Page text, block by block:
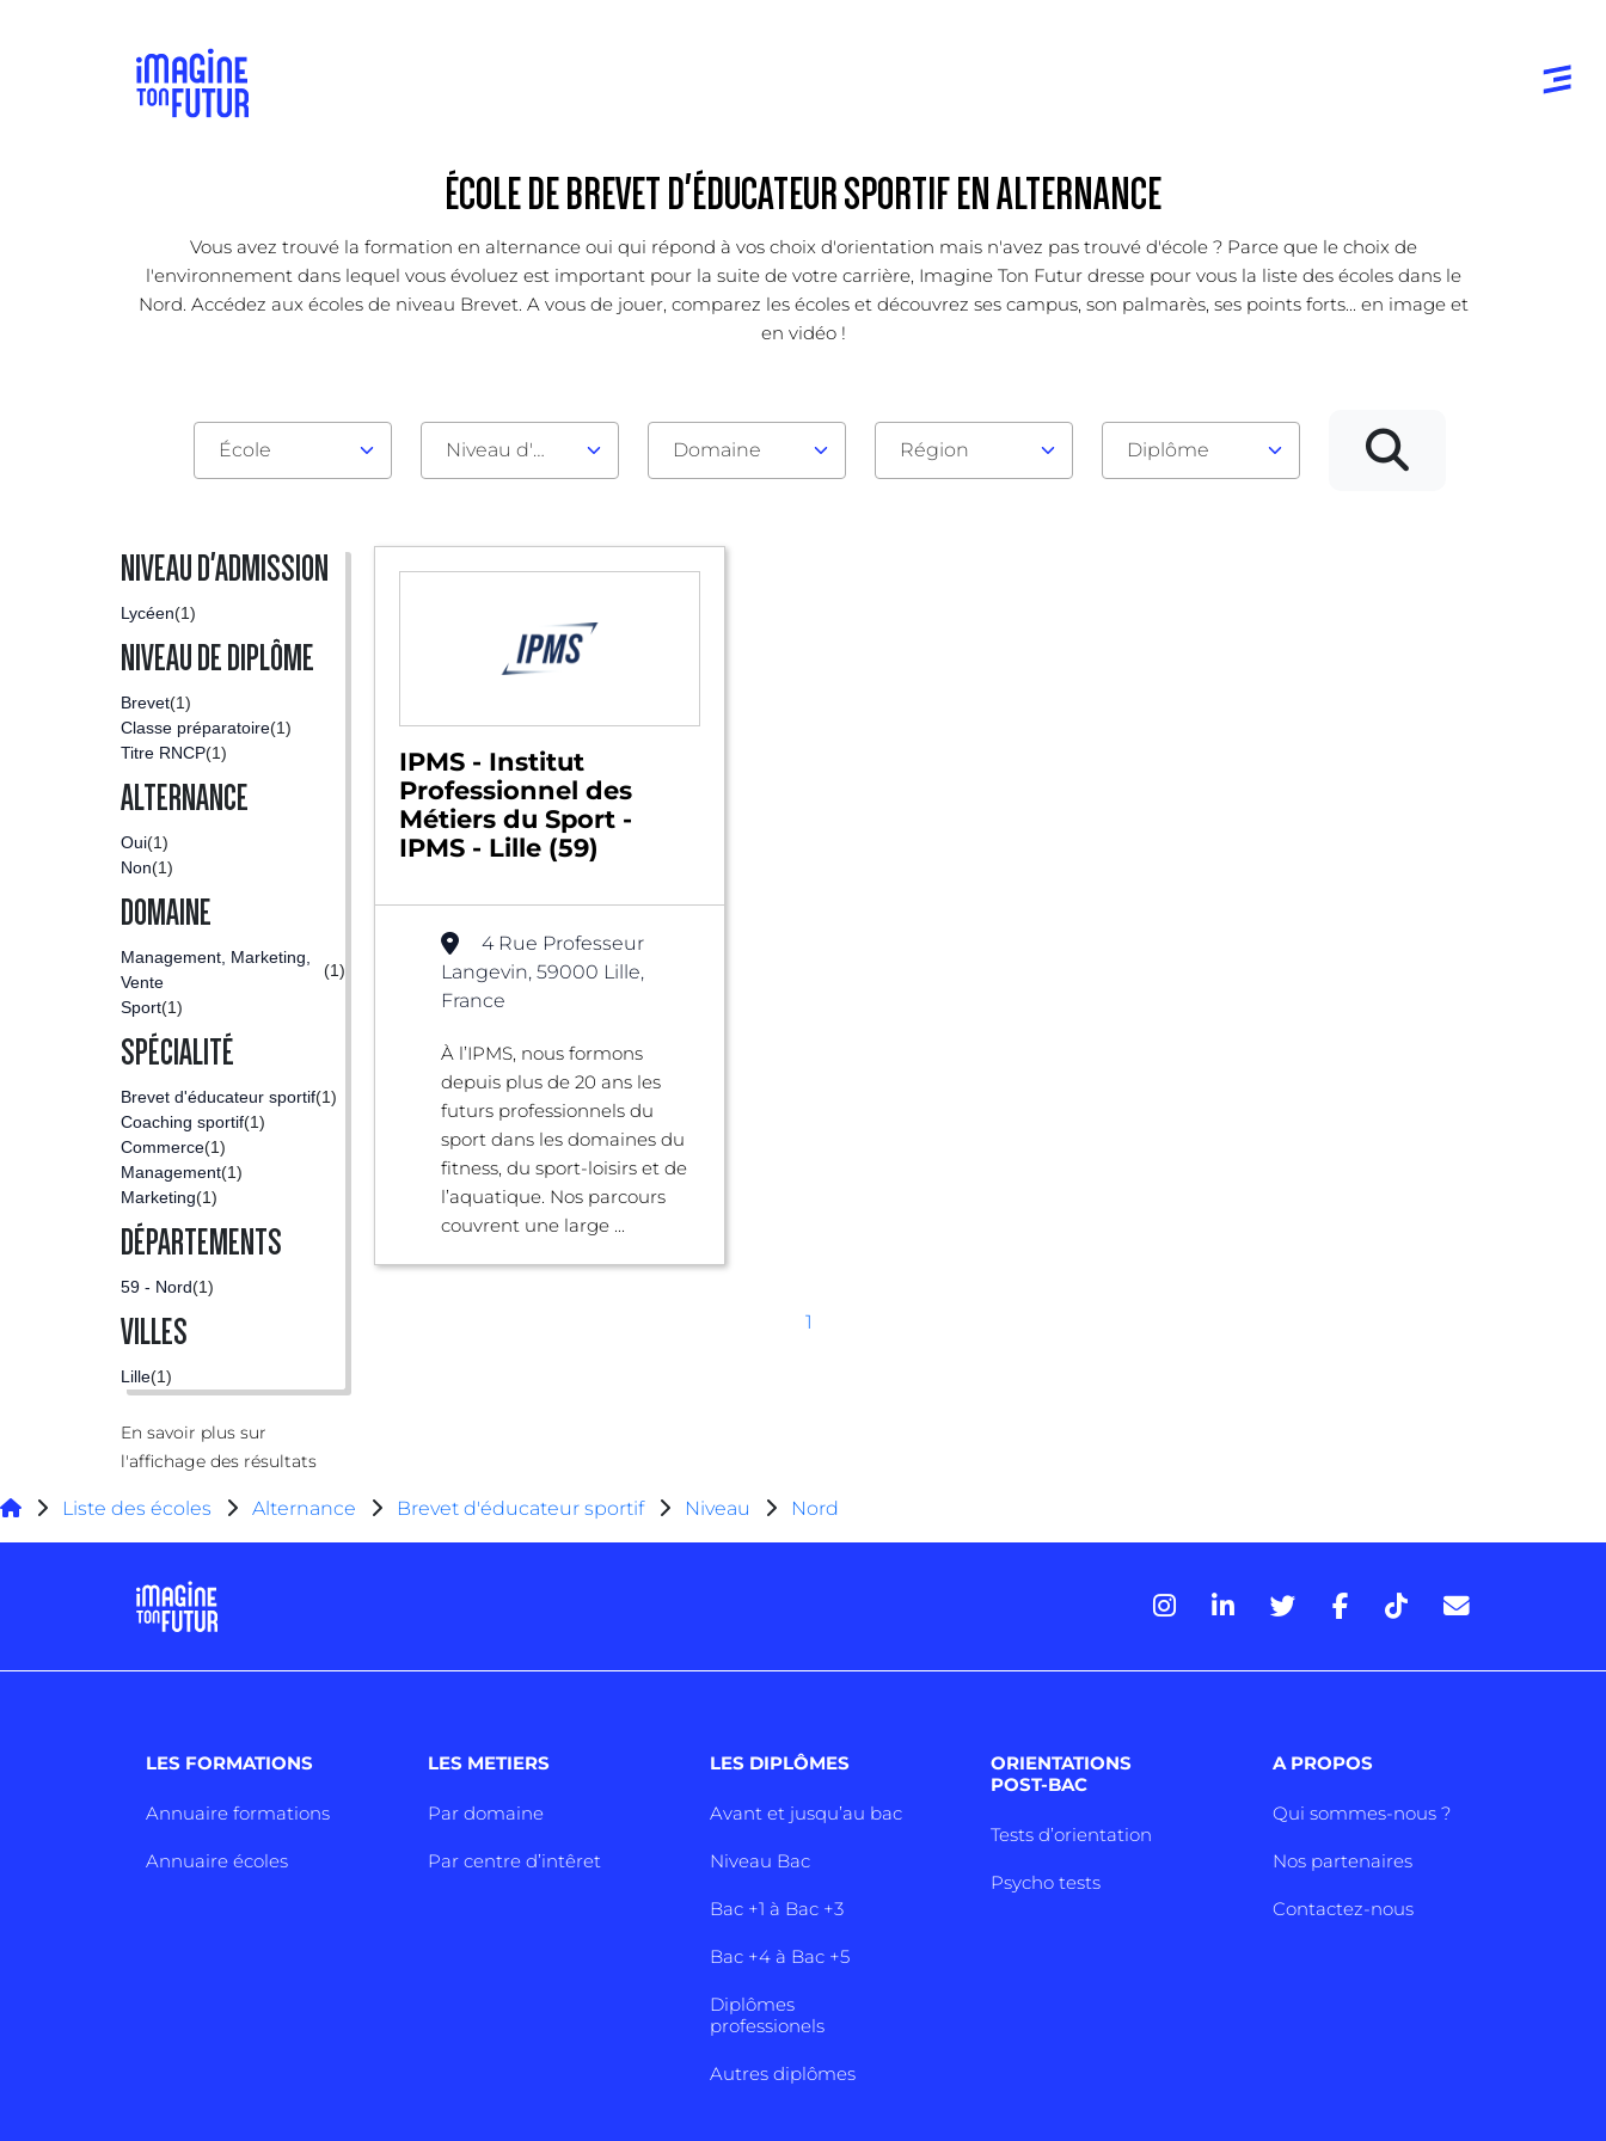
ÉCOLE DE BREVET D'ÉDUCATEUR SPORTIF EN ALTERNANCE
Vous avez trouvé la formation en alternance oui qui répond à vos choix d'orientation mais n'avez pas trouvé d'école ? Parce que le choix de
l'environnement dans lequel vous évoluez est important pour la suite de votre carrière, Imagine Ton Futur dresse pour vous la liste des écoles dans le
Nord. Accédez aux écoles de niveau Brevet. A vous de jouer, comparez les écoles et découvrez ses campus, son palmarès, ses points forts... en image et
en vidéo !
École Niveau d'admission Domaine Région Diplôme
NIVEAU D'ADMISSION
Lycéen(1)
NIVEAU DE DIPLÔME
Brevet(1)
Classe préparatoire(1)
Titre RNCP(1)
ALTERNANCE
Oui(1)
Non(1)
DOMAINE
Management, Marketing,
Vente
(1)
Sport(1)
SPÉCIALITÉ
Brevet d'éducateur sportif(1)
Coaching sportif(1)
Commerce(1)
Management(1)
Marketing(1)
DÉPARTEMENTS
59 - Nord(1)
VILLES
Lille(1)
En savoir plus sur
l'affichage des résultats
IPMS - Institut
Professionnel des
Métiers du Sport -
IPMS - Lille (59)
4 Rue Professeur
Langevin, 59000 Lille,
France
À l’IPMS, nous formons
depuis plus de 20 ans les
futurs professionnels du
sport dans les domaines du
fitness, du sport-loisirs et de
l’aquatique. Nos parcours
couvrent une large ...
1
Liste des écoles Alternance Brevet d'éducateur sportif Niveau Nord
LES FORMATIONS
Annuaire formations
Annuaire écoles
LES METIERS
Par domaine
Par centre d’intêret
LES DIPLÔMES
Avant et jusqu’au bac
Niveau Bac
Bac +1 à Bac +3
Bac +4 à Bac +5
Diplômes
professionels
Autres diplômes
ORIENTATIONS
POST-BAC
Tests d’orientation
Psycho tests
A PROPOS
Qui sommes-nous ?
Nos partenaires
Contactez-nous